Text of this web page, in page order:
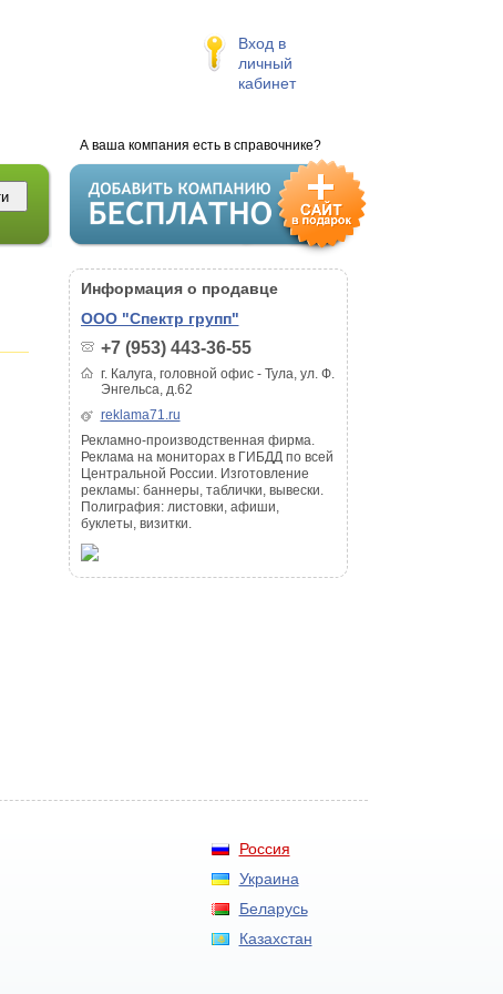
Вход в
личный
кабинет
А ваша компания есть в справочнике?
Информация о продавце
ООО "Спектр групп"
+7 (953) 443-36-55
г. Калуга, головной офис - Тула, ул. Ф.
Энгельса, д.62
reklama71.ru
Рекламно-производственная фирма.
Реклама на мониторах в ГИБДД по всей
Центральной России. Изготовление
рекламы: баннеры, таблички, вывески.
Полиграфия: листовки, афиши,
буклеты, визитки.
Россия
Украина
Беларусь
Казахстан